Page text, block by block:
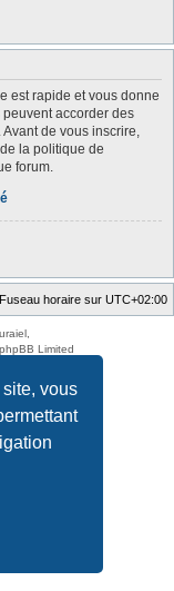
vous
est rapide et vous donne
accorder des
de vous inscrire,
la politique de
forum.
Fuseau horaire sur UTC+02:00
Limited